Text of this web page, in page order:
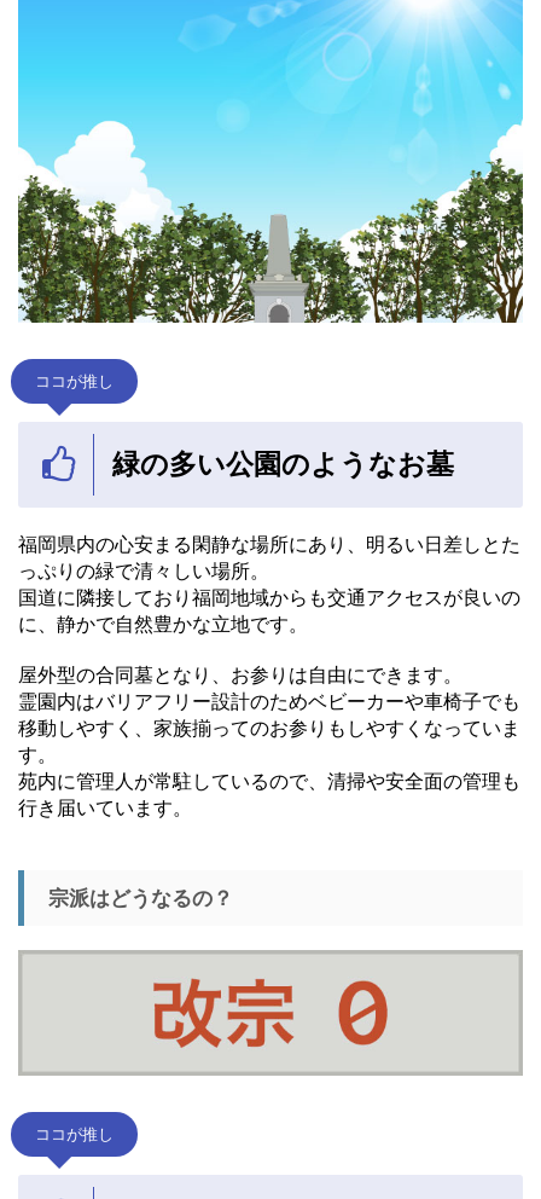
ココが推し
緑の多い公園のようなお墓
福岡県内の心安まる閑静な場所にあり、明るい日差しとた
っぷりの緑で清々しい場所。
国道に隣接しており福岡地域からも交通アクセスが良いの
に、静かで自然豊かな立地です。
屋外型の合同墓となり、お参りは自由にできます。
霊園内はバリアフリー設計のためベビーカーや車椅子でも
移動しやすく、家族揃ってのお参りもしやすくなっていま
す。
苑内に管理人が常駐しているので、清掃や安全面の管理も
行き届いています。
宗派はどうなるの？
ココが推し